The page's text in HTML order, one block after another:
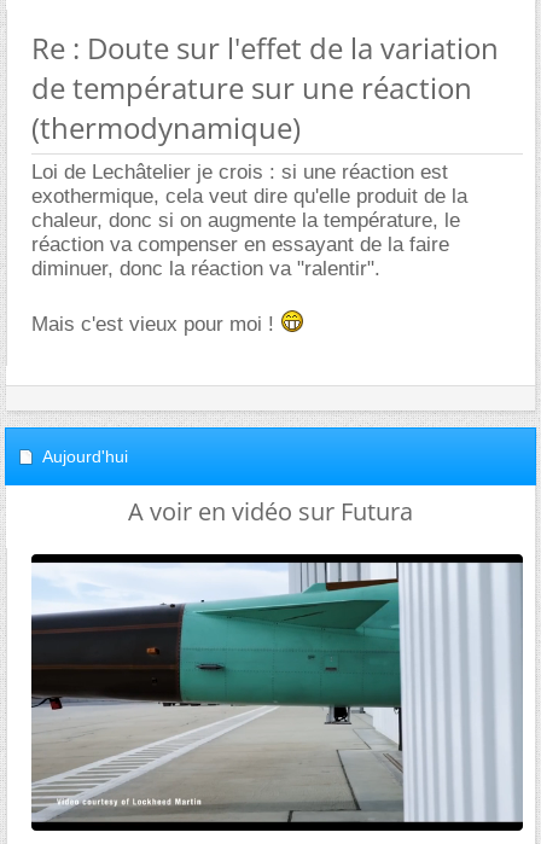
Re : Doute sur l'effet de la variation
de température sur une réaction
(thermodynamique)
Loi de Lechâtelier je crois : si une réaction est
exothermique, cela veut dire qu'elle produit de la
chaleur, donc si on augmente la température, le
réaction va compenser en essayant de la faire
diminuer, donc la réaction va "ralentir".
Mais c'est vieux pour moi !
Aujourd'hui
A voir en vidéo sur Futura